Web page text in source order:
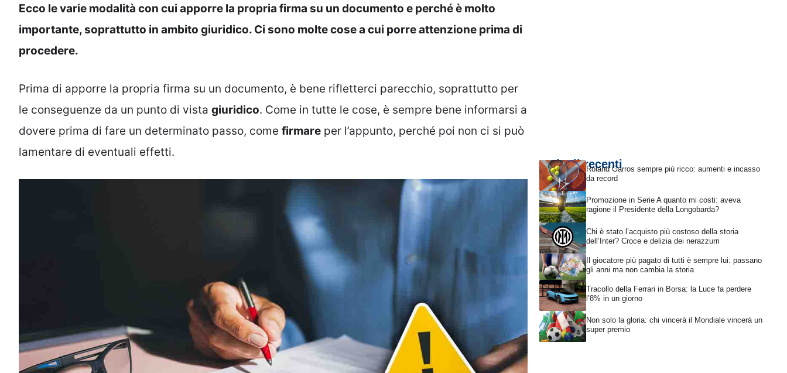
Ecco le varie modalità con cui apporre la propria firma su un documento e perché è molto
importante, soprattutto in ambito giuridico. Ci sono molte cose a cui porre attenzione prima di
procedere.
Prima di apporre la propria firma su un documento, è bene rifletterci parecchio, soprattutto per
le conseguenze da un punto di vista giuridico. Come in tutte le cose, è sempre bene informarsi a
dovere prima di fare un determinato passo, come firmare per l’appunto, perché poi non ci si può
lamentare di eventuali effetti.
Articoli recentiRoland Garros sempre più ricco: aumenti e incasso
da record
Promozione in Serie A quanto mi costi: aveva
ragione il Presidente della Longobarda?
Chi è stato l’acquisto più costoso della storia
dell’Inter? Croce e delizia dei nerazzurri
Il giocatore più pagato di tutti è sempre lui: passano
gli anni ma non cambia la storia
Tracollo della Ferrari in Borsa: la Luce fa perdere
l’8% in un giorno
Non solo la gloria: chi vincerà il Mondiale vincerà un
super premio